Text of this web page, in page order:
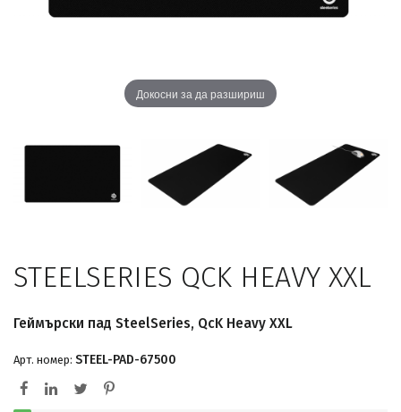
Докосни за да разшириш
STEELSERIES QCK HEAVY XXL
Геймърски пад SteelSeries, QcK Heavy XXL
Арт. номер: STEEL-PAD-67500